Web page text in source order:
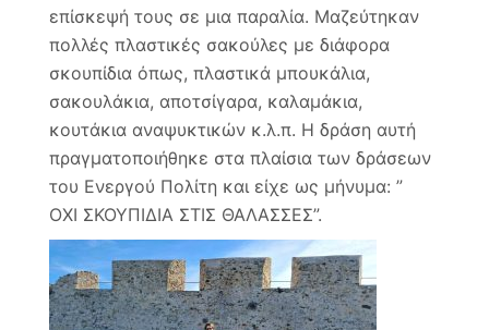
επίσκεψή τους σε μια παραλία. Μαζεύτηκαν
πολλές πλαστικές σακούλες με διάφορα
σκουπίδια όπως, πλαστικά μπουκάλια,
σακουλάκια, αποτσίγαρα, καλαμάκια,
κουτάκια αναψυκτικών κ.λ.π. Η δράση αυτή
πραγματοποιήθηκε στα πλαίσια των δράσεων
του Ενεργού Πολίτη και είχε ως μήνυμα: ”
ΟΧΙ ΣΚΟΥΠΙΔΙΑ ΣΤΙΣ ΘΑΛΑΣΣΕΣ”.